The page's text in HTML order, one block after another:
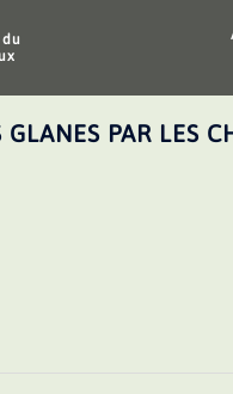
GLANES PAR LES